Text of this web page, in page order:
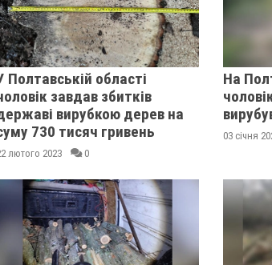
Полтавській області
завдав збитків
вирубкою дерев на
730 тисяч гривень
лютого 2023 0
На
03 січня